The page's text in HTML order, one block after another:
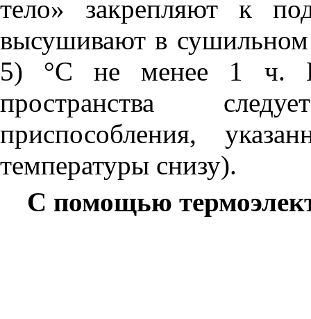
тело» закрепляют к
высушивают в
5) °С не менее 1 ч.
пространства
приспособления,
температуры снизу).
С помощью